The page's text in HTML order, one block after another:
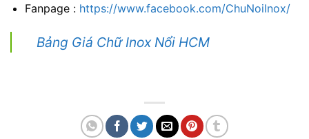
Fanpage : https://www.facebook.com/ChuNoiInox/
Bảng Giá Chữ Inox Nổi HCM